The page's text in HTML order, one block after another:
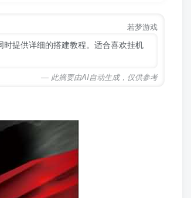
若梦游戏
提供详细的搭建教程。适合喜欢挂机
— 此摘要由AI自动生成，仅供参考